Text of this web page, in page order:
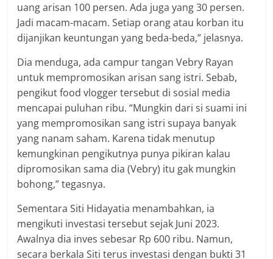
uang arisan 100 persen. Ada juga yang 30 persen.
Jadi macam-macam. Setiap orang atau korban itu
dijanjikan keuntungan yang beda-beda,” jelasnya.
Dia menduga, ada campur tangan Vebry Rayan
untuk mempromosikan arisan sang istri. Sebab,
pengikut food vlogger tersebut di sosial media
mencapai puluhan ribu. “Mungkin dari si suami ini
yang mempromosikan sang istri supaya banyak
yang nanam saham. Karena tidak menutup
kemungkinan pengikutnya punya pikiran kalau
dipromosikan sama dia (Vebry) itu gak mungkin
bohong,” tegasnya.
Sementara Siti Hidayatia menambahkan, ia
mengikuti investasi tersebut sejak Juni 2023.
Awalnya dia inves sebesar Rp 600 ribu. Namun,
secara berkala Siti terus investasi dengan bukti 31